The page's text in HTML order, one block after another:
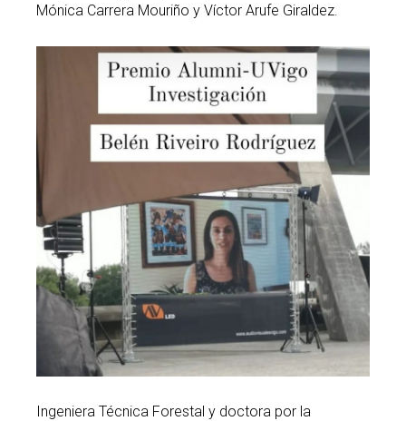
Mónica Carrera Mouriño y Víctor Arufe Giraldez.
Ingeniera Técnica Forestal y doctora por la